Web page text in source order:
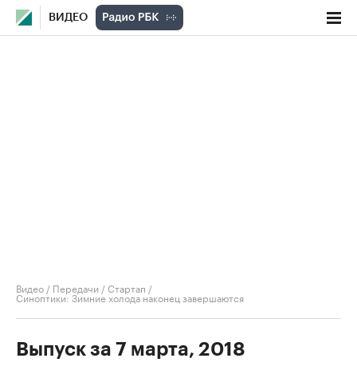
ВИДЕО
Видео / Передачи /Стартап /
Синоптики: Зимние холода наконец завершаются
Выпуск за 7 марта, 2018